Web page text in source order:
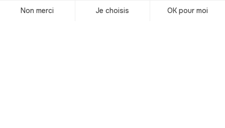
contemplarla, no ves solo una fuente,